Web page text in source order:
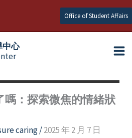
Office of Student Affairs
心
：探索微焦的情緒狀
caring/2025 年 2 月 7 日